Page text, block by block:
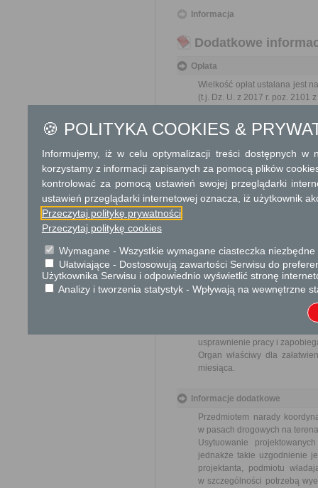
Informacja
Dodatkowe
Opłata
Wielkość opłat ustalana jest
(t.j. Dz. U. z 2017 r. poz. 2101
150 zł - za jeden rodzaj
105 zł - (150 zł x 0,7) za
Opłata za uzgodnienie
105 zł – (150 zł x 0,7)
73,50 zł – (150,00 x
17 zł opłata
Skargi i wnioski
Przedmiotem skargi może
ich pracowników, naruszenie
usprawnienie pracy i
Organ właściwy dla
miesiąca.
Informacje dodatkowe
Przedmiotem narady
w pasach drogowych na
Usytuowanie
jednakże takie uzgodnienie
projektanta, podmiotu
w szczególności potrzebą
🍪 POLITYKA COOKIES &
Informujemy, iż w celu optymalizacji treści dostępnych w
korzystamy z informacji zapisanych za pomocą plików
kontrolować za pomocą ustawień swojej przeglądarki
ustawień przeglądarki internetowej oznacza, iż użytkownik
Przeczytaj politykę prywatności
Przeczytaj politykę cookies
Wymagane - Wszystkie wymagane ciasteczka
Ułatwiające - Dostosowują zawartości Serwisu do
Użytkownika Serwisu i odpowiednio wyświetlić stronę
Analizy i tworzenia statystyk - Wpływają na wewnętrzne